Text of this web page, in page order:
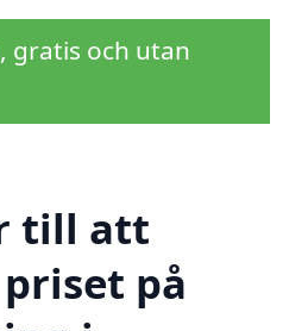
gratis och utan
till att
på